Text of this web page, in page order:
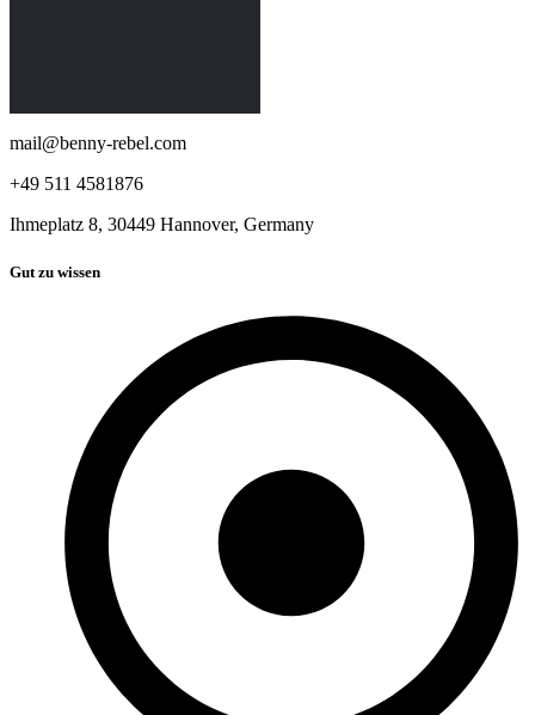
mail@benny-rebel.com
+49 511 4581876
Ihmeplatz 8, 30449 Hannover, Germany
Gut zu wissen